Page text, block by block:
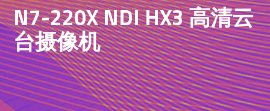
N7-220X NDI HX3 高清云
台摄像机